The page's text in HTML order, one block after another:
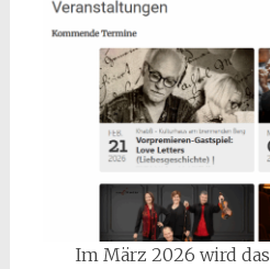
Im März 2026 wird